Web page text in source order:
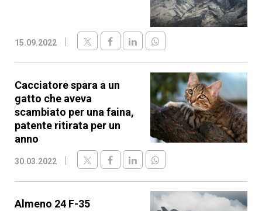
15.09.2022
Cacciatore spara a un
gatto che aveva
scambiato per una faina,
patente ritirata per un
anno
30.03.2022
Almeno 24 F-35